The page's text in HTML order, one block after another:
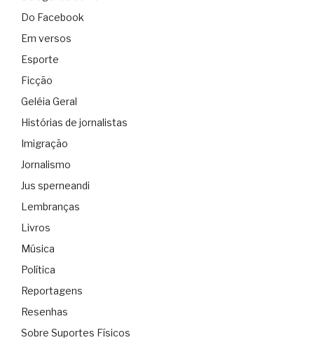
Do Facebook
Em versos
Esporte
Ficção
Geléia Geral
Histórias de jornalistas
Imigração
Jornalismo
Jus sperneandi
Lembranças
Livros
Música
Política
Reportagens
Resenhas
Sobre Suportes Físicos